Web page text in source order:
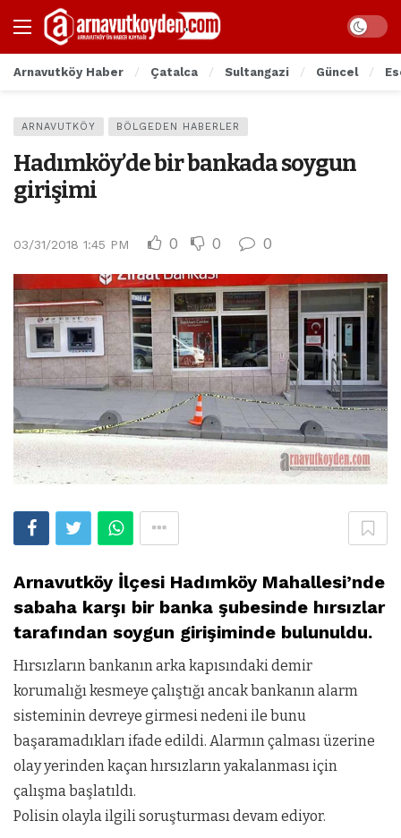
Arnavutköy Haber Çatalca Sultangazi Güncel
ARNAVUTKÖY BÖLGEDEN HABERLER
Hadımköy’de bir bankada soygun
girişimi
03/31/2018 1:45 PM 0 0 0
Arnavutköy İlçesi Hadımköy Mahallesi’nde
sabaha karşı bir banka şubesinde hırsızlar
tarafından soygun girişiminde bulunuldu.
Hırsızların bankanın arka kapısındaki demir
korumalığı kesmeye çalıştığı ancak bankanın alarm
sisteminin devreye girmesi nedeni ile bunu
başaramadıkları ifade edildi. Alarmın çalması üzerine
olay yerinden kaçan hırsızların yakalanması için
çalışma başlatıldı.
Polisin olayla ilgili soruşturması devam ediyor.